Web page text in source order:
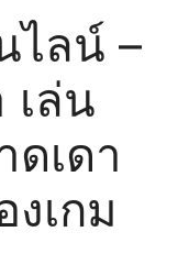
ลน์ –
เล่น
ดเดา
เกม